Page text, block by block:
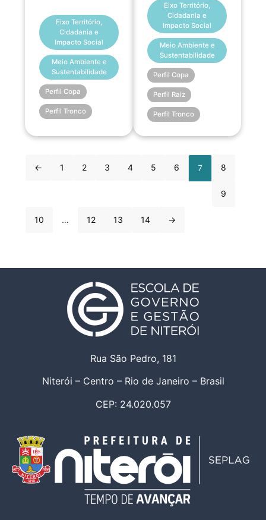
Eixo Território,
Cidadania e
Impacto Social
Meio Ambiente e
Sustentabilidade
Perfil Copa
Perfil Tronco
Eixo Território,
Cidadania e
Impacto Social
Meio Ambiente e
Sustentabilidade
Perfil Copa
Perfil Raiz
Perfil Tronco
← 1 2 3 4 5 6 7 8
9
10 … 12 13 14 →
Rua São Pedro, 181
Niterói – Centro – Rio de Janeiro – Brasil
CEP: 24.020.057